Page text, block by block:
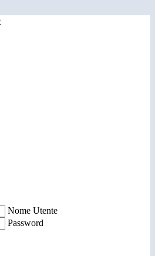
Nome Utente
Password